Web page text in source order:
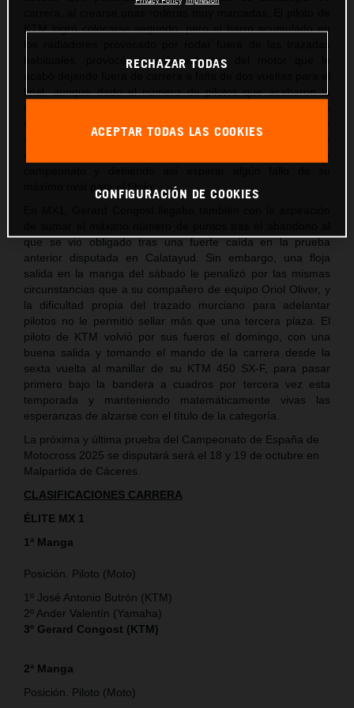
KTM logró colocarse segundo, pero el barro acumulado en
habituales, provocó un sobreesfuerzo del motor que le
final, aunque dado el número de pilotos que acabaron la
son insuficientes para no depender de él mismo para alzarse
que se vio obligado tras una fuerte caída en la prueba
anterior disputada en Calatayud. Sin embargo, una floja
salida en la manga del sábado le penalizó por las mismas
circunstancias que a su compañero de equipo Oriol Oliver, y
la dificultad propia del trazado murciano para adelantar
pilotos no le permitió sellar más que una tercera plaza. El
piloto de KTM volvió por sus fueros el domingo, con una
buena salida y tomando el mando de la carrera desde la
sexta vuelta al manillar de su KTM 450 SX-F, para pasar
primero bajo la bandera a cuadros por tercera vez esta
temporada y manteniendo matemáticamente vivas las
esperanzas de alzarse con el título de la categoría.
La próxima y última prueba del Campeonato de España de
Motocross 2025 se disputará será el 18 y 19 de octubre en
Malpartida de Cáceres.
CLASIFICACIONES CARRERA
ÉLITE MX 1
1ª Manga
Posición. Piloto (Moto)
1º José Antonio Butrón (KTM)
2º Ander Valentín (Yamaha)
3º Gerard Congost (KTM)
2ª Manga
Posición. Piloto (Moto)
RECHAZAR TODAS
ACEPTAR TODAS LAS COOKIES
CONFIGURACIÓN DE COOKIES